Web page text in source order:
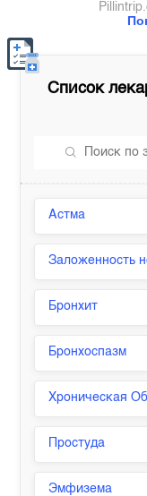
Список
Астма
Заложенность
Бронхит
Бронхоспазм
Хроническая
Простуда
Эмфизема